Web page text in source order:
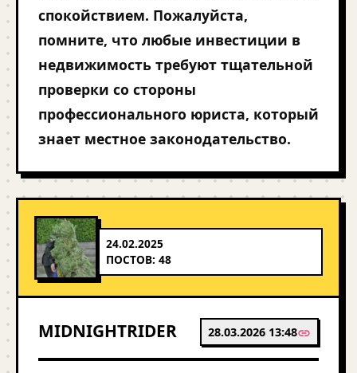
спокойствием. Пожалуйста,
помните, что любые инвестиции в
недвижимость требуют тщательной
проверки со стороны
профессионального юриста, который
знает местное законодательство.
24.02.2025
ПОСТОВ: 48
MIDNIGHTRIDER 28.03.2026 13:48